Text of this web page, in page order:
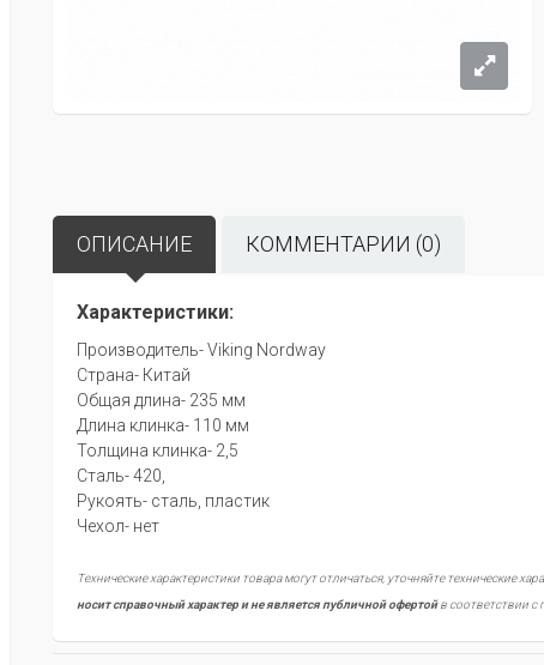
ОПИСАНИЕ КОММЕНТАРИИ (0)
Характеристики:
Производитель- Viking Nordway
Страна- Китай
Oбщая длина- 235 мм
Длина клинка- 110 мм
Толщина клинка- 2,5
Сталь- 420,
Рукоять- сталь, пластик
Чехол- нет
Технические характеристики товара могут отличаться, уточняйте технические
носит справочный характер и не является публичной офертойв соответствии с